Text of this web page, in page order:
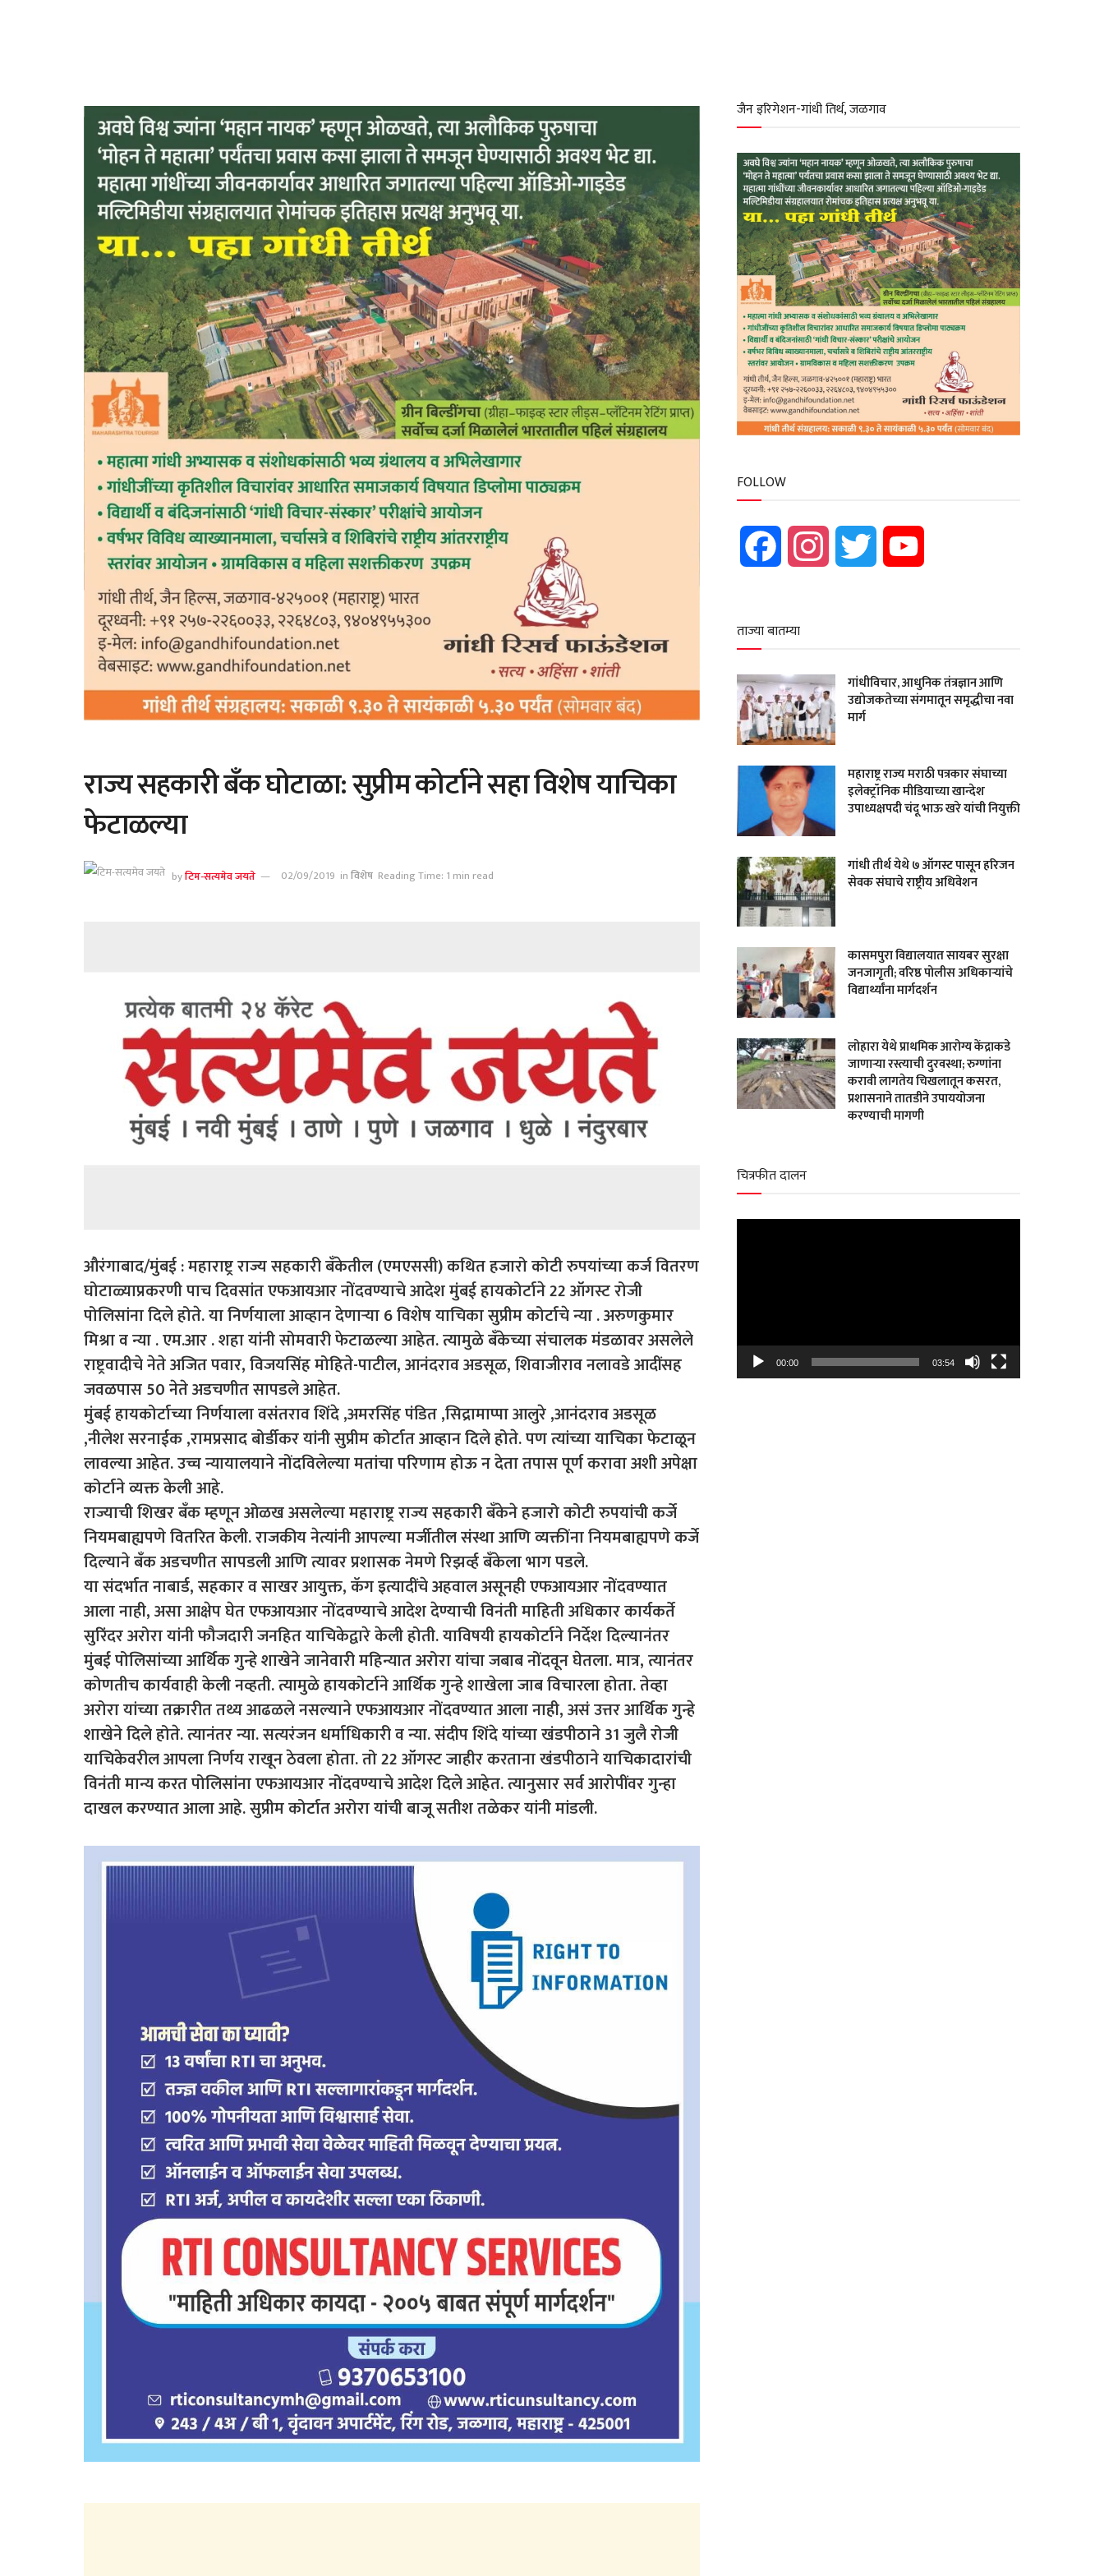
राज्य सहकारी बँक घोटाळा: सुप्रीम कोर्टाने सहा विशेष याचिका
फेटाळल्या
byटिम-सत्यमेव जयते 02/09/2019 inविशेष Reading Time: 1 min read
औरंगाबाद/मुंबई : महाराष्ट्र राज्य सहकारी बँकेतील (एमएससी) कथित हजारो कोटी रुपयांच्या कर्ज वितरण
घोटाळ्याप्रकरणी पाच दिवसांत एफआयआर नोंदवण्याचे आदेश मुंबई हायकोर्टाने 22 ऑगस्ट रोजी
पोलिसांना दिले होते. या निर्णयाला आव्हान देणार्‍या 6 विशेष याचिका सुप्रीम कोर्टाचे न्या . अरुणकुमार
मिश्रा व न्या . एम.आर . शहा यांनी सोमवारी फेटाळल्या आहेत. त्यामुळे बँकेच्या संचालक मंडळावर असलेले
राष्ट्रवादीचे नेते अजित पवार, विजयसिंह मोहिते-पाटील, आनंदराव अडसूळ, शिवाजीराव नलावडे आदींसह
जवळपास 50 नेते अडचणीत सापडले आहेत.
मुंबई हायकोर्टाच्या निर्णयाला वसंतराव शिंदे ,अमरसिंह पंडित ,सिद्रामाप्पा आलुरे ,आनंदराव अडसूळ
,नीलेश सरनाईक ,रामप्रसाद बोर्डीकर यांनी सुप्रीम कोर्टात आव्हान दिले होते. पण त्यांच्या याचिका फेटाळून
लावल्या आहेत. उच्च न्यायालयाने नोंदविलेल्या मतांचा परिणाम होऊ न देता तपास पूर्ण करावा अशी अपेक्षा
कोर्टाने व्यक्त केली आहे.
राज्याची शिखर बँक म्हणून ओळख असलेल्या महाराष्ट्र राज्य सहकारी बँकेने हजारो कोटी रुपयांची कर्जे
नियमबाह्यपणे वितरित केली. राजकीय नेत्यांनी आपल्या मर्जीतील संस्था आणि व्यक्तींना नियमबाह्यपणे कर्जे
दिल्याने बँक अडचणीत सापडली आणि त्यावर प्रशासक नेमणे रिझर्व्ह बँकेला भाग पडले.
या संदर्भात नाबार्ड, सहकार व साखर आयुक्त, कॅग इत्यादींचे अहवाल असूनही एफआयआर नोंदवण्यात
आला नाही, असा आक्षेप घेत एफआयआर नोंदवण्याचे आदेश देण्याची विनंती माहिती अधिकार कार्यकर्ते
सुरिंदर अरोरा यांनी फौजदारी जनहित याचिकेद्वारे केली होती. याविषयी हायकोर्टाने निर्देश दिल्यानंतर
मुंबई पोलिसांच्या आर्थिक गुन्हे शाखेने जानेवारी महिन्यात अरोरा यांचा जबाब नोंदवून घेतला. मात्र, त्यानंतर
कोणतीच कार्यवाही केली नव्हती. त्यामुळे हायकोर्टाने आर्थिक गुन्हे शाखेला जाब विचारला होता. तेव्हा
अरोरा यांच्या तक्रारीत तथ्य आढळले नसल्याने एफआयआर नोंदवण्यात आला नाही, असं उत्तर आर्थिक गुन्हे
शाखेने दिले होते. त्यानंतर न्या. सत्यरंजन धर्माधिकारी व न्या. संदीप शिंदे यांच्या खंडपीठाने 31 जुलै रोजी
याचिकेवरील आपला निर्णय राखून ठेवला होता. तो 22 ऑगस्ट जाहीर करताना खंडपीठाने याचिकादारांची
विनंती मान्य करत पोलिसांना एफआयआर नोंदवण्याचे आदेश दिले आहेत. त्यानुसार सर्व आरोपींवर गुन्हा
दाखल करण्यात आला आहे. सुप्रीम कोर्टात अरोरा यांची बाजू सतीश तळेकर यांनी मांडली.
जैन इरिगेशन-गांधी तिर्थ, जळगाव
FOLLOW
Facebook Instagram Twitter
ताज्या बातम्या
गांधीविचार, आधुनिक तंत्रज्ञान आणि
उद्योजकतेच्या संगमातून समृद्धीचा नवा
मार्ग
महाराष्ट्र राज्य मराठी पत्रकार संघाच्या
इलेक्ट्रॉनिक मीडियाच्या खान्देश
उपाध्यक्षपदी चंदू भाऊ खरे यांची नियुक्ती
गांधी तीर्थ येथे ७ ऑगस्ट पासून हरिजन
सेवक संघाचे राष्ट्रीय अधिवेशन
कासमपुरा विद्यालयात सायबर सुरक्षा
जनजागृती; वरिष्ठ पोलीस अधिकाऱ्यांचे
विद्यार्थ्यांना मार्गदर्शन
लोहारा येथे प्राथमिक आरोग्य केंद्राकडे
जाणाऱ्या रस्त्याची दुरवस्था; रुग्णांना
करावी लागतेय चिखलातून कसरत,
प्रशासनाने तातडीने उपाययोजना
करण्याची मागणी
चित्रफीत दालन
00:00 03:54